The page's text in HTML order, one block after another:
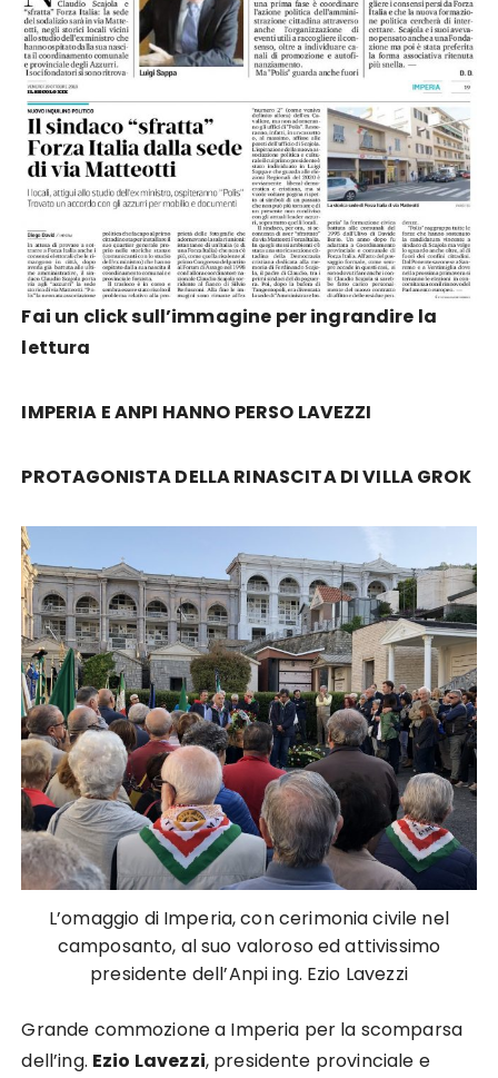
Fai un click sull’immagine per ingrandire la
lettura
IMPERIA E ANPI HANNO PERSO LAVEZZI
PROTAGONISTA DELLA RINASCITA DI VILLA GROK
L’omaggio di Imperia, con cerimonia civile nel
camposanto, al suo valoroso ed attivissimo
presidente dell’Anpi ing. Ezio Lavezzi
Grande commozione a Imperia per la scomparsa
dell’ing. Ezio Lavezzi, presidente provinciale e